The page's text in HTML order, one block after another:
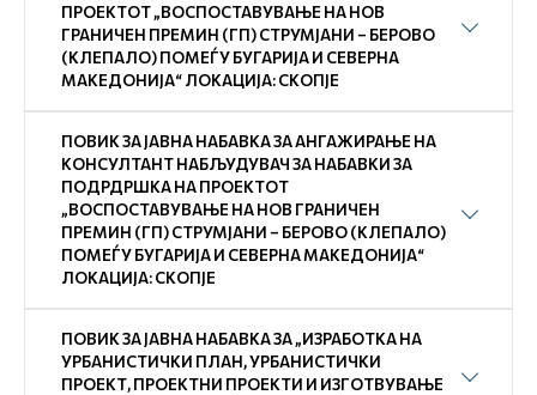
ПРОЕКТОТ „ВОСПОСТАВУВАЊЕ НА НОВ
ГРАНИЧЕН ПРЕМИН (ГП) СТРУМЈАНИ – БЕРОВО
(КЛЕПАЛО) ПОМЕЃУ БУГАРИЈА И СЕВЕРНА
МАКЕДОНИЈА“ ЛОКАЦИЈА: СКОПЈЕ
ПОВИК ЗА ЈАВНА НАБАВКА ЗА АНГАЖИРАЊЕ НА
КОНСУЛТАНТ НАБЉУДУВАЧ ЗА НАБАВКИ ЗА
ПОДРДРШКА НА ПРОЕКТОТ
„ВОСПОСТАВУВАЊЕ НА НОВ ГРАНИЧЕН
ПРЕМИН (ГП) СТРУМЈАНИ – БЕРОВО (КЛЕПАЛО)
ПОМЕЃУ БУГАРИЈА И СЕВЕРНА МАКЕДОНИЈА“
ЛОКАЦИЈА: СКОПЈЕ
ПОВИК ЗА ЈАВНА НАБАВКА ЗА „ИЗРАБОТКА НА
УРБАНИСТИЧКИ ПЛАН, УРБАНИСТИЧКИ
ПРОЕКТ, ПРОЕКТНИ ПРОЕКТИ И ИЗГОТВУВАЊЕ